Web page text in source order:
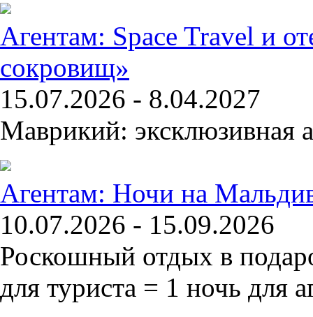
Агентам: Space Travel и
сокровищ»
15.07.2026 - 8.04.2027
Маврикий: эксклюзивная
Агентам: Ночи на
10.07.2026 - 15.09.2026
Роскошный отдых в
для туриста = 1 ночь для